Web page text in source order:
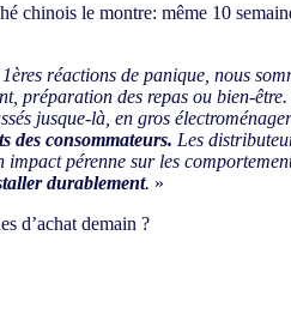
chinois le montre: même 10
réactions de panique, nous
préparation des repas ou bien-
jusque-là, en gros
des consommateurs. Les
pérenne sur les
durablement. »
d’achat demain ?